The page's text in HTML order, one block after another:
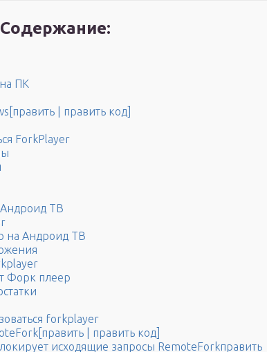
Содержание:
ПК
| править код]
ForkPlayer
ТВ
на Андроид ТВ
Форк плеер
forkplayer
| править код]
исходящие запросы RemoteForkправить